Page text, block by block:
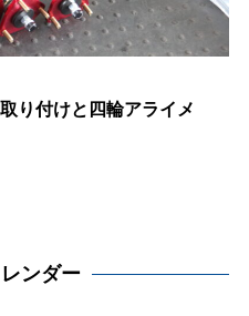
り付けと四輪アライメ
ンダー